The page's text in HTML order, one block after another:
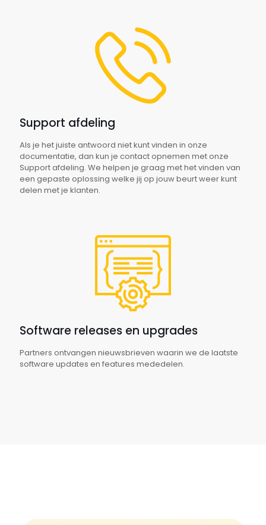
Support afdeling
Als je het juiste antwoord niet kunt vinden in onze
documentatie, dan kun je contact opnemen met onze
Support afdeling. We helpen je graag met het vinden van
een gepaste oplossing welke jij op jouw beurt weer kunt
delen met je klanten.
Software releases en upgrades
Partners ontvangen nieuwsbrieven waarin we de laatste
software updates en features mededelen.